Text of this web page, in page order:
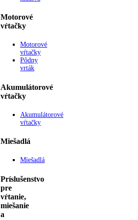
Motorové
vŕtačky
Motorové
vŕtačky
Pôdny
vrták
Akumulátorové
vŕtačky
Akumulátorové
vŕtačky
Miešadlá
Miešadlá
Príslušenstvo
pre
vŕtanie,
miešanie
a